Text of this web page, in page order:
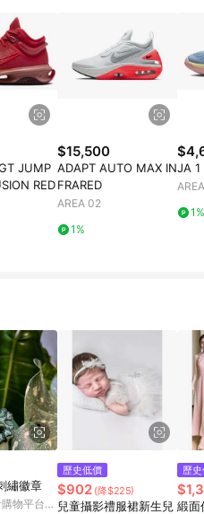
JUMP
RED
$15,500
ADAPT AUTO MAX IN
FRARED
AREA 02
1%
JA 1
1%
繡徽章
物平台
歷史低價
$902 (降$225)
兒童攝影禮服裙新生兒
歷
緞面